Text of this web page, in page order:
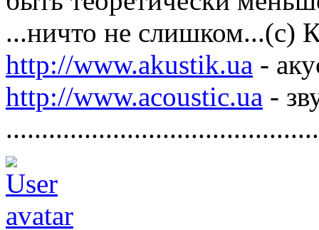
...ничто не слишком...(с)
http://www.akustik.ua -
http://www.acoustic.ua -
............................................